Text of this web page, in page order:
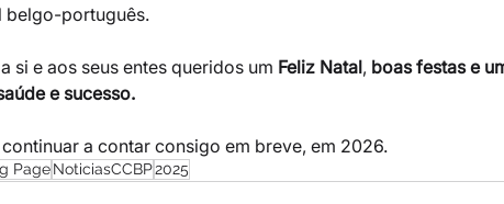
belgo-português.
si e aos seus entes queridos um Feliz Natal, boas festas e
e sucesso.
a contar consigo em breve, em 2026.
PageNoticiasCCBP2025